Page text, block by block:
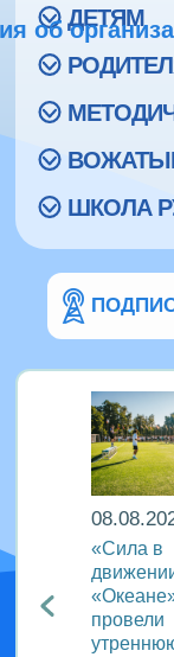
об ДЕТЯМ
ШКОЛА
с
«Сила в
провели